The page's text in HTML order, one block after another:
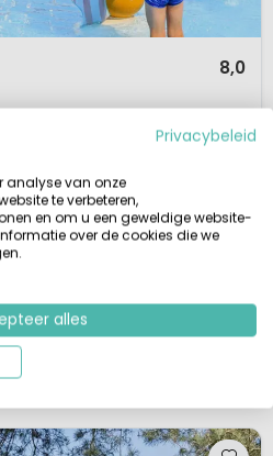
8,0
genieten van de immense vrijheid op
glampingcamping zijn de
stellen op privacy en gastvrijheid. Daarbij
hier mooie accommodaties huren ...
Privacybeleid
analyse van onze
te verbeteren,
en om u een geweldige website-
over de cookies die we
alles